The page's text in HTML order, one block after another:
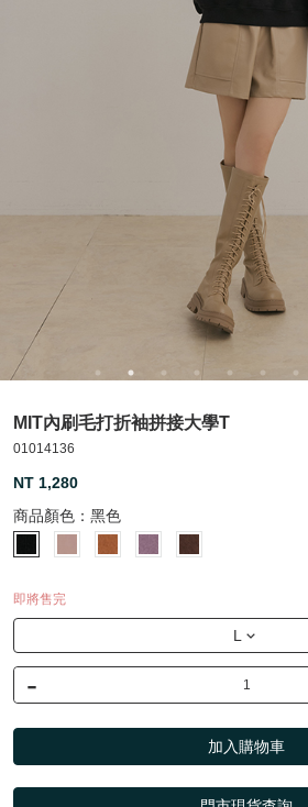
MIT內刷毛打折袖拼接大學T
01014136
NT 1,280
商品顏色： 黑色
即將售完
L
-
加入購物車